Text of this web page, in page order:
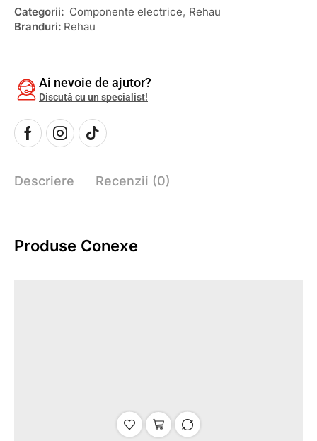
Categorii: Componente electrice, Rehau
Branduri: Rehau
Ai nevoie de ajutor?
Discută cu un specialist!
Descriere Recenzii (0)
Produse Conexe